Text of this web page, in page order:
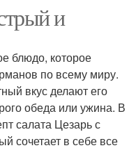
и
блюдо, которое
по всему миру.
вкус делают его
обеда или ужина. В
салата Цезарь с
сочетает в себе все